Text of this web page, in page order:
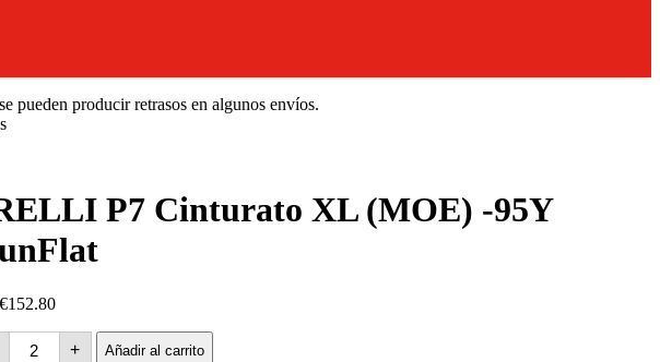
pueden producir retrasos en algunos envíos.
P7 Cinturato XL (MOE) -95Y
€152.80
PIRELLI
+ Añadir al carrito